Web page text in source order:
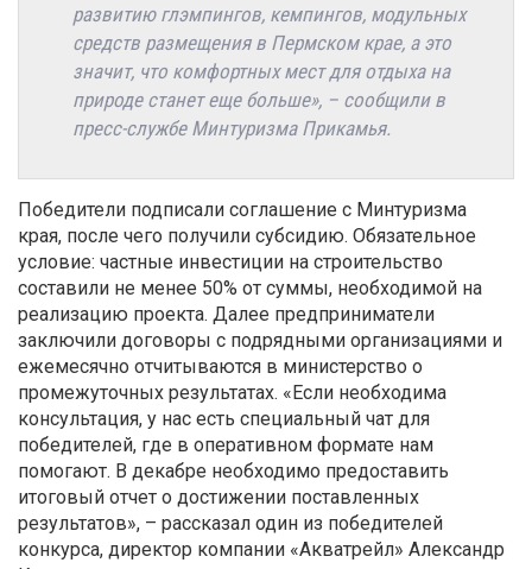
развитию глэмпингов, кемпингов, модульных
средств размещения в Пермском крае, а это
значит, что комфортных мест для отдыха на
природе станет еще больше», – сообщили в
пресс-службе Минтуризма Прикамья.
Победители подписали соглашение с Минтуризма
края, после чего получили субсидию. Обязательное
условие: частные инвестиции на строительство
составили не менее 50% от суммы, необходимой на
реализацию проекта. Далее предприниматели
заключили договоры с подрядными организациями и
ежемесячно отчитываются в министерство о
промежуточных результатах. «Если необходима
консультация, у нас есть специальный чат для
победителей, где в оперативном формате нам
помогают. В декабре необходимо предоставить
итоговый отчет о достижении поставленных
результатов», – рассказал один из победителей
конкурса, директор компании «Акватрейл» Александр